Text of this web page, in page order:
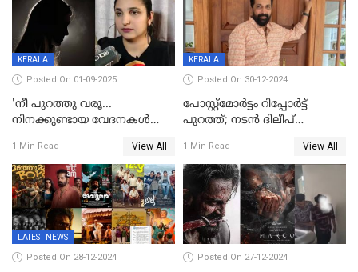
KERALA
Posted On 01-09-2025
'നീ പുറത്തു വരൂ...
നിനക്കുണ്ടായ വേദനകള്‍
'കരയേണ്ടതും ഒറ്റപ്പെടേണ്ടതും
വേട്ടക്കാരനാണ്, വേദനകള്‍
സധൈര്യം പറയു;
പെണ്‍കുട്ടിയോട് റിനി ആര്‍
ജോര്‍ജ്
1 Min Read View All
KERALA
Posted On 30-12-2024
പോസ്റ്റ്‌മോര്‍ട്ടം റിപ്പോര്‍ട്ട്
പുറത്ത്; നടൻ ദിലീപ്
ആന്തരിക രക്തസ്രാവം
1 Min Read View All
LATEST NEWS
Posted On 28-12-2024 Posted On 27-12-2024